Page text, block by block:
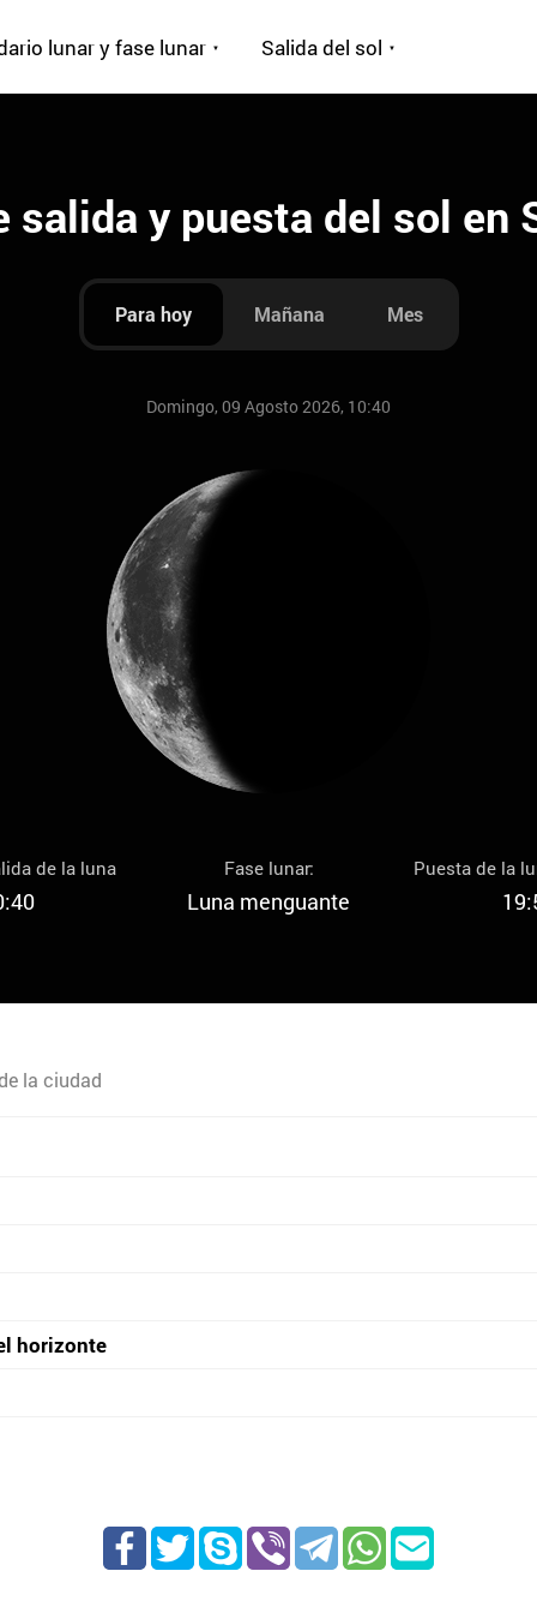
lunar y fase lunar Salida del sol
salida y puesta del sol en
Para hoy Mañana Mes
Domingo, 09 Agosto 2026, 10:40
de la luna Fase lunar:
Luna menguante
Puesta de la
la ciudad
horizonte